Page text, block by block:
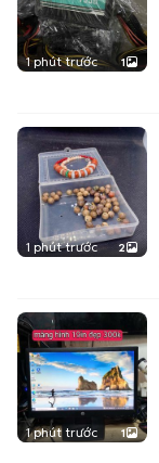
1 phút trước 1
1 phút trước 2
1 phút trước 1